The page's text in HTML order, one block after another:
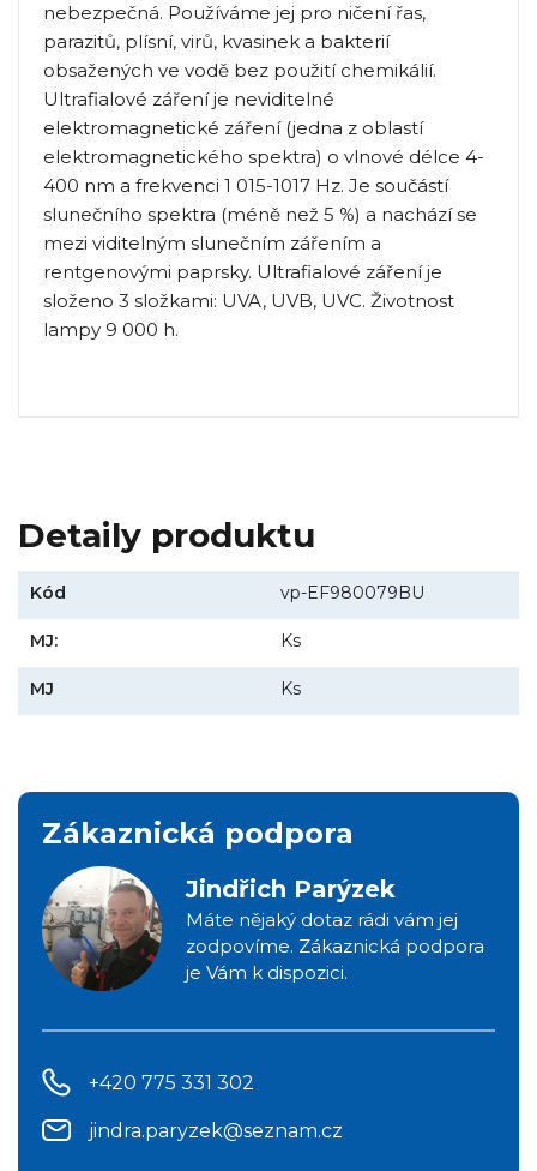
nebezpečná. Používáme jej pro ničení řas,
parazitů, plísní, virů, kvasinek a bakterií
obsažených ve vodě bez použití chemikálií.
Ultrafialové záření je neviditelné
elektromagnetické záření (jedna z oblastí
elektromagnetického spektra) o vlnové délce 4-
400 nm a frekvenci 1 015-1017 Hz. Je součástí
slunečního spektra (méně než 5 %) a nachází se
mezi viditelným slunečním zářením a
rentgenovými paprsky. Ultrafialové záření je
složeno 3 složkami: UVA, UVB, UVC. Životnost
lampy 9 000 h.
Detaily produktu
Kód vp-EF980079BU
MJ: Ks
MJ Ks
Zákaznická podpora
Jindřich Parýzek
Máte nějaký dotaz rádi vám jej
zodpovíme. Zákaznická podpora
je Vám k dispozici.
+420 775 331 302
jindra.paryzek@seznam.cz